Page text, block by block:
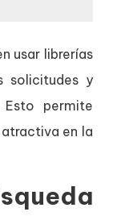
usar librerías
solicitudes y
Esto permite
en la